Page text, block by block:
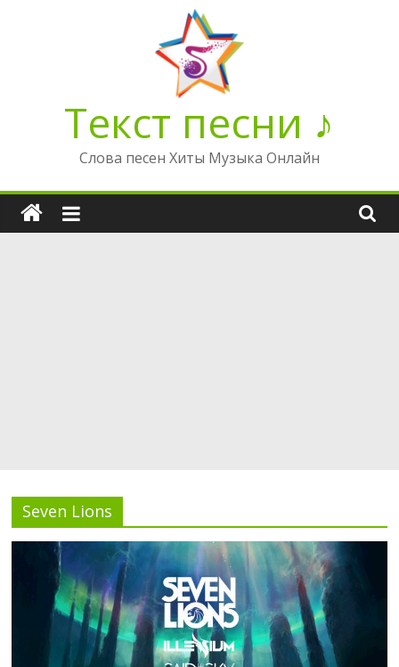
Текст песни ♪
Слова песен Хиты Музыка Онлайн
Seven Lions